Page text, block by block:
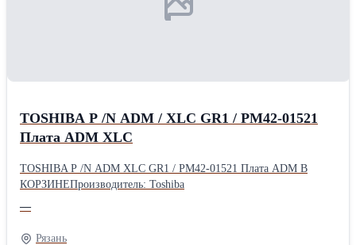
TOSHIBA P /N ADM / XLC GR1 / PM42-01521
Плата ADM XLC
TOSHIBA P /N ADM XLC GR1 / PM42-01521 Плата ADM В
КОРЗИНЕПроизводитель: Toshiba
—
Рязань